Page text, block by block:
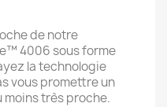
de notre
4006 sous forme
la technologie
vous promettre un
moins très proche.